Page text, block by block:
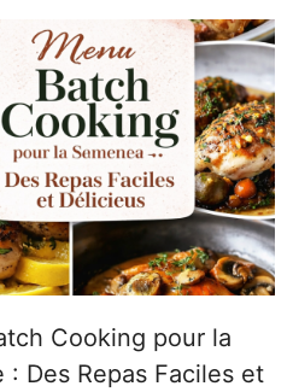
Cooking pour la
: Des Repas Faciles et